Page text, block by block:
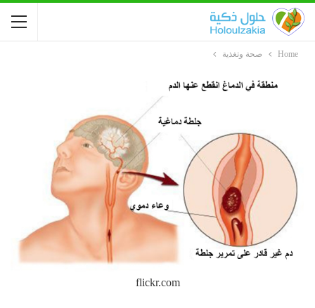
Home صحة وتغذية
flickr.com